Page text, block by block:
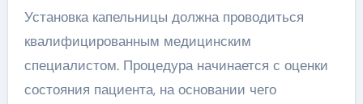
Установка капельницы должна проводиться
квалифицированным медицинским
специалистом. Процедура начинается с оценки
состояния пациента, на основании чего